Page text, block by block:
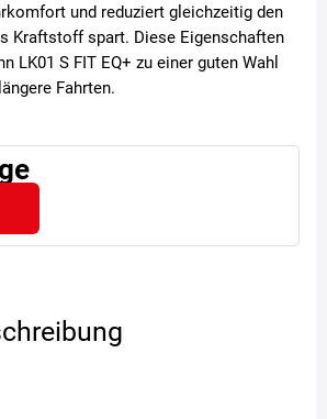
und reduziert gleichzeitig den
Kraftstoff spart. Diese Eigenschaften
LK01 S FIT EQ+ zu einer guten Wahl
Fahrten.